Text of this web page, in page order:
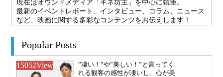
現在はオウンドメディア「キネ坊主」を中心に執筆。
最新のイベントレポート、インタビュー、コラム、ニュース
など、映画に関する多彩なコンテンツをお伝えします！
Popular Posts
15052View
”凄い！”や”美しい！”と言ってく
れる観客の感性が凄いし、心が美